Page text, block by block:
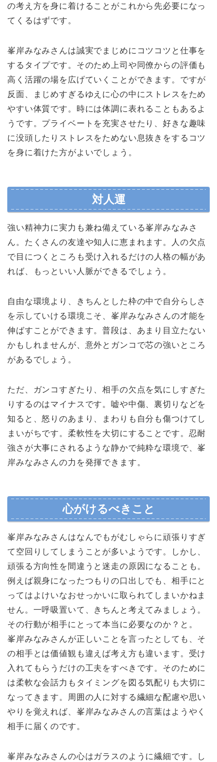
の考え方を身に着けることがこれから先必要になっ
てくるはずです。
峯岸みなみさんは誠実でまじめにコツコツと仕事を
するタイプです。そのため上司や同僚からの評価も
高く活躍の場を広げていくことができます。ですが
反面、まじめすぎるゆえに心の中にストレスをため
やすい体質です。時には体調に表れることもあるよ
うです。プライベートを充実させたり、好きな趣味
に没頭したりストレスをためない息抜きをするコツ
を身に着けた方がよいでしょう。
対人運
強い精神力に実力も兼ね備えている峯岸みなみさ
ん。たくさんの友達や知人に恵まれます。人の欠点
で目につくところも受け入れるだけの人格の幅があ
れば、もっといい人脈ができるでしょう。
自由な環境より、きちんとした枠の中で自分らしさ
を示していける環境こそ、峯岸みなみさんの才能を
伸ばすことができます。普段は、あまり目立たない
かもしれませんが、意外とガンコで芯の強いところ
があるでしょう。
ただ、ガンコすぎたり、相手の欠点を気にしすぎた
りするのはマイナスです。嘘や中傷、裏切りなどを
知ると、怒りのあまり、まわりも自分も傷つけてし
まいがちです。柔軟性を大切にすることです。忍耐
強さが大事にされるような静かで純粋な環境で、峯
岸みなみさんの力を発揮できます。
心がけるべきこと
峯岸みなみさんはなんでもがむしゃらに頑張りすぎ
て空回りしてしまうことが多いようです。しかし、
頑張る方向性を間違うと迷走の原因になることも。
例えば親身になったつもりの口出しでも、相手にと
ってはよけいなおせっかいに取られてしまいかねま
せん。一呼吸置いて、きちんと考えてみましょう。
その行動が相手にとって本当に必要なのか？と。
峯岸みなみさんが正しいことを言ったとしても、そ
の相手とは価値観も違えば考え方も違います。受け
入れてもらうだけの工夫をすべきです。そのために
は柔軟な会話力もタイミングを図る気配りも大切に
なってきます。周囲の人に対する繊細な配慮や思い
やりを覚えれば、峯岸みなみさんの言葉はようやく
相手に届くのです。
峯岸みなみさんの心はガラスのように繊細です。し